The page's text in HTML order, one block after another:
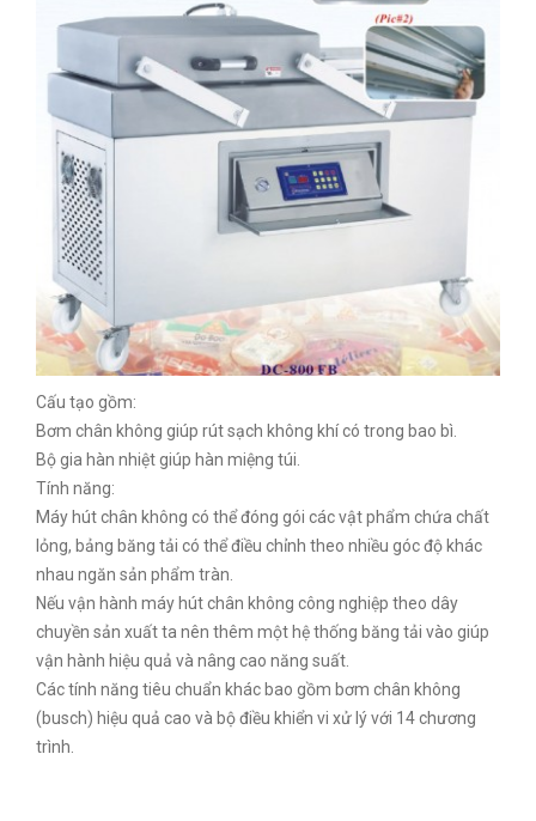
Cấu tạo gồm:
Bơm chân không giúp rút sạch không khí có trong bao bì.
Bộ gia hàn nhiệt giúp hàn miệng túi.
Tính năng:
Máy hút chân không có thể đóng gói các vật phẩm chứa chất
lỏng, bảng băng tải có thể điều chỉnh theo nhiều góc độ khác
nhau ngăn sản phẩm tràn.
Nếu vận hành máy hút chân không công nghiệp theo dây
chuyền sản xuất ta nên thêm một hệ thống băng tải vào giúp
vận hành hiệu quả và nâng cao năng suất.
Các tính năng tiêu chuẩn khác bao gồm bơm chân không
(busch) hiệu quả cao và bộ điều khiển vi xử lý với 14 chương
trình.